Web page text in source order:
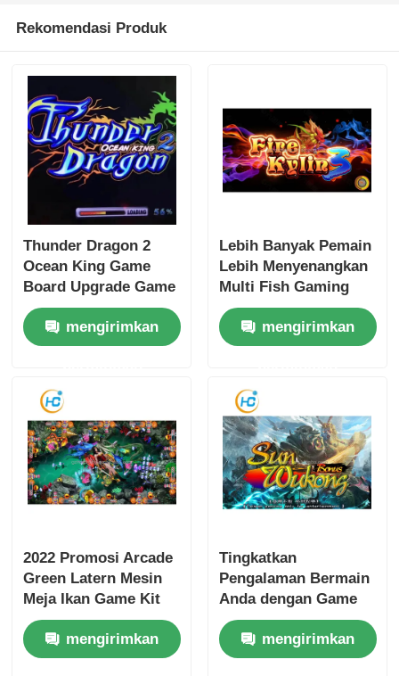
Rekomendasi Produk
Thunder Dragon 2
Ocean King Game
Board Upgrade Game
Ultimate untuk Usia 8
Tahun mengirimkan
Lebih Banyak Pemain
Lebih Menyenangkan
Multi Fish Gaming
Hardware Software
Fish Table Coin
Operated Game
mengirimkan
2022 Promosi Arcade
Green Latern Mesin
Meja Ikan Game Kit
untuk Fish Hunter
Skill Gamesmengirimkan
Tingkatkan
Pengalaman Bermain
Anda dengan Game
Meja Penembak Ikan
Arcade Kami yang
Dapat Dikustomisasi
mengirimkan